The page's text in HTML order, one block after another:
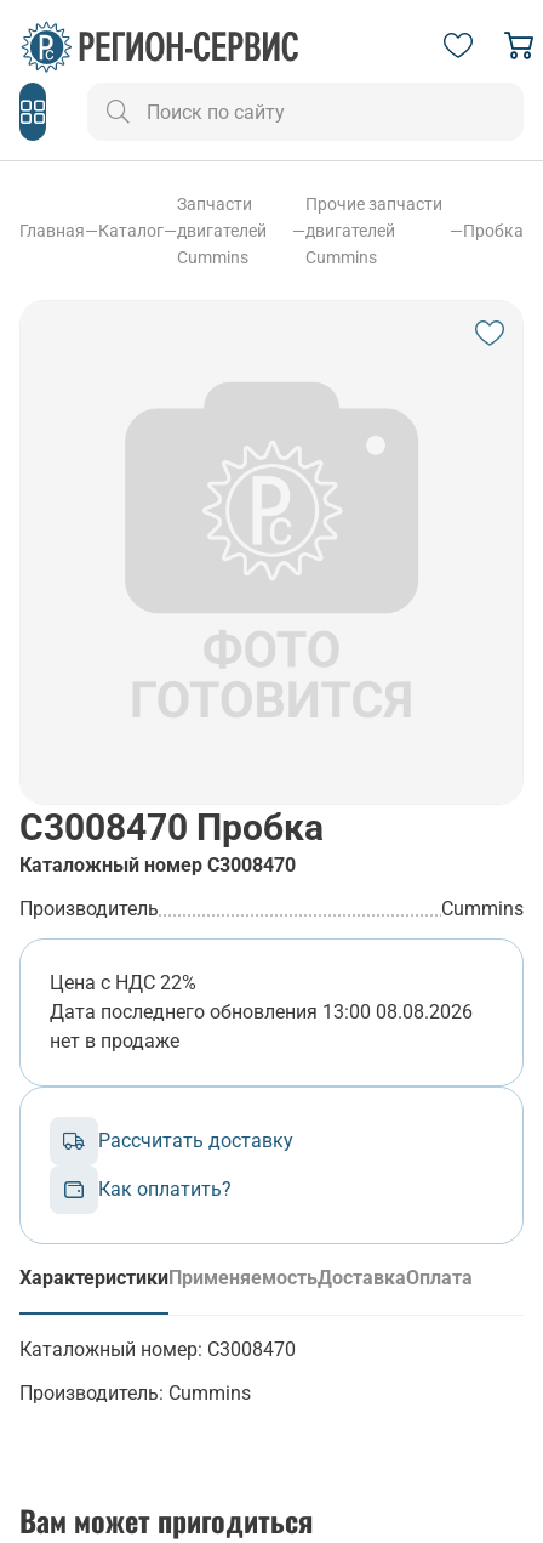
Главная—Каталог—
Запчасти
двигателей
Cummins
—
Прочие запчасти
двигателей
Cummins
—Пробка
C3008470 Пробка
Каталожный номер C3008470
Производитель
Cummins
Цена с НДС 22%
Дата последнего обновления 13:00 08.08.2026
нет в продаже
Рассчитать доставку
Как оплатить?
Характеристики
(активная вкладка)
ПрименяемостьДоставкаОплата
Каталожный номер: C3008470
Производитель: Cummins
Вам может пригодиться